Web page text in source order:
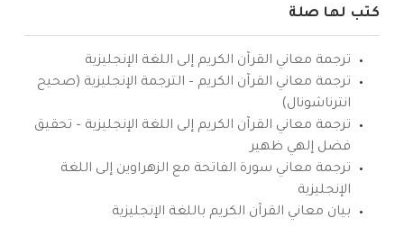
كتب لها صلة
ترجمة معاني القرآن الكريم إلى اللغة الإنجليزية
ترجمة معاني القرآن الكريم – الترجمة الإنجليزية (صحيح
انترناشونال)
ترجمة معاني القرآن الكريم إلى اللغة الإنجليزية – تحقيق
فضل إلهي ظهير
ترجمة معاني سورة الفاتحة مع الزهراوين إلى اللغة
الإنجليزية
بيان معاني القرآن الكريم باللغة الإنجليزية